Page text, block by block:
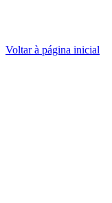
Voltar à página inicial